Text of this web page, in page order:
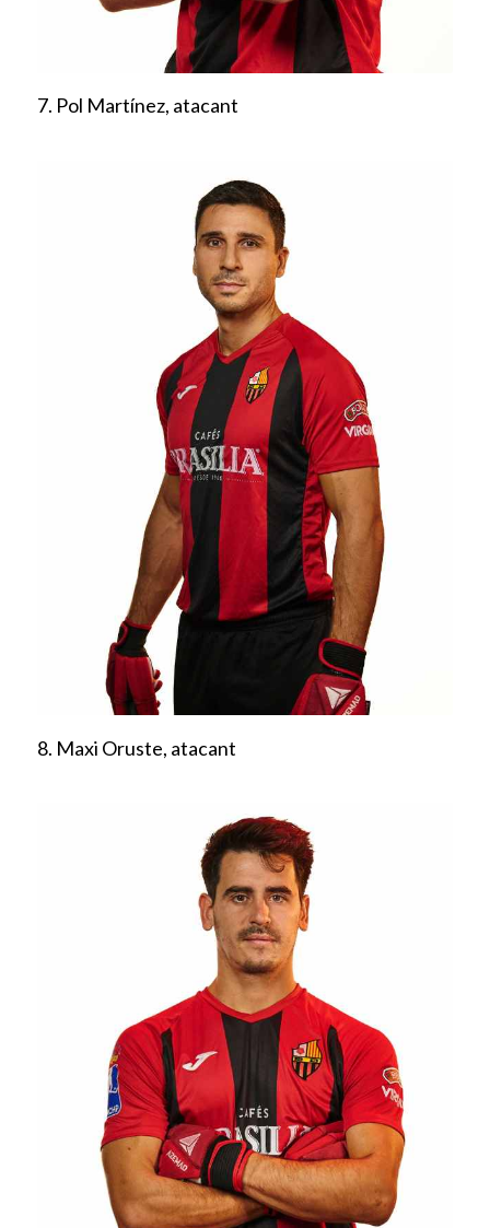
7. Pol Martínez, atacant
8. Maxi Oruste, atacant